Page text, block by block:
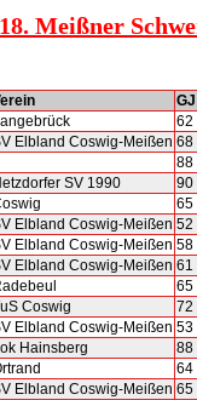
Meißner
GJ
62
Elbland Coswig-Meißen 68
88
SV 1990
90
65
Elbland Coswig-Meißen 52
Elbland Coswig-Meißen 58
Elbland Coswig-Meißen 61
65
Coswig
72
Elbland Coswig-Meißen 53
Hainsberg
88
64
Elbland Coswig-Meißen 65